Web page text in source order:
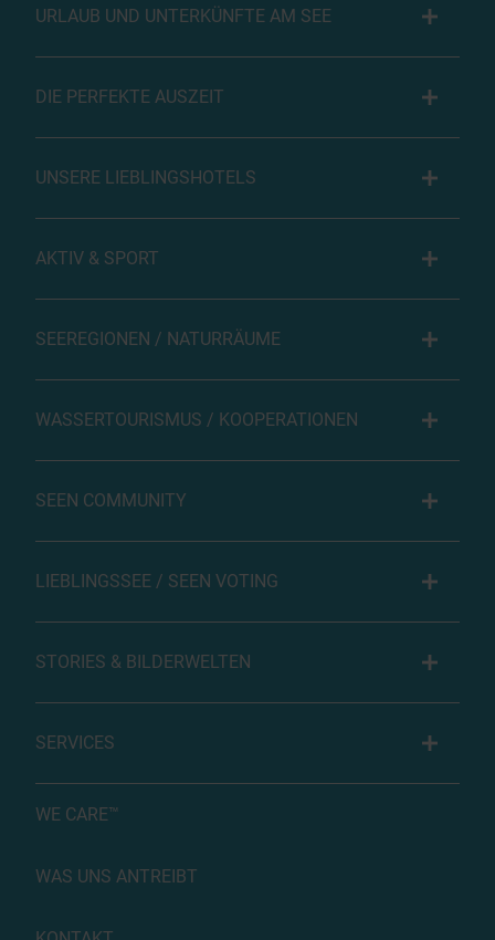
URLAUB UND UNTERKÜNFTE AM SEE
DIE PERFEKTE AUSZEIT
UNSERE LIEBLINGSHOTELS
AKTIV & SPORT
SEEREGIONEN / NATURRÄUME
WASSERTOURISMUS / KOOPERATIONEN
SEEN COMMUNITY
LIEBLINGSSEE / SEEN VOTING
STORIES & BILDERWELTEN
SERVICES
WE CARE™
WAS UNS ANTREIBT